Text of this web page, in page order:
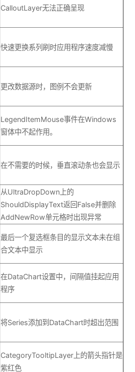
CalloutLayer无法正确呈现
快速更换系列刷时应用程序速度减慢
更改数据源时，图例不会更新
LegendItemMouse事件在Windows
窗体中不起作用。
在不需要的时候，垂直滚动条也会显示
从UltraDropDown上的
ShouldDisplayText返回False并删除
AddNewRow单元格时出现异常
最后一个复选框条目的显示文本未在组
合文本中显示
在DataChart设置中，间隔值挂起应用
程序
将Series添加到DataChart时超出范围
CategoryTooltipLayer上的箭头指针是
紫红色